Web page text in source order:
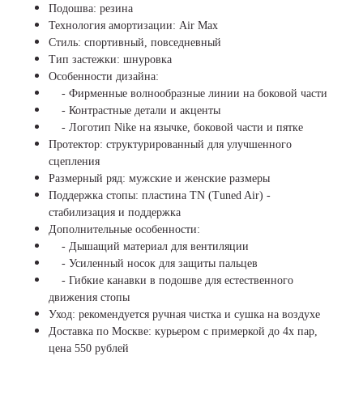
Подошва: резина
Технология амортизации: Air Max
Стиль: спортивный, повседневный
Тип застежки: шнуровка
Особенности дизайна:
- Фирменные волнообразные линии на боковой части
- Контрастные детали и акценты
- Логотип Nike на язычке, боковой части и пятке
Протектор: структурированный для улучшенного
сцепления
Размерный ряд: мужские и женские размеры
Поддержка стопы: пластина ТN (Tuned Air) -
стабилизация и поддержка
Дополнительные особенности:
- Дышащий материал для вентиляции
- Усиленный носок для защиты пальцев
- Гибкие канавки в подошве для естественного
движения стопы
Уход: рекомендуется ручная чистка и сушка на воздухе
Доставка по Москве: курьером с примеркой до 4х пар,
цена 550 рублей